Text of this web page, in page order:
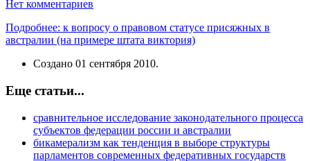
Нет комментариев
Подробнее: к вопросу о правовом статусе присяжных в
австралии (на примере штата виктория)
Создано 01 сентября 2010.
Еще статьи...
сравнительное исследование законодательного процесса
субъектов федерации россии и австралии
бикамерализм как тенденция в выборе структуры
парламентов современных федеративных государств